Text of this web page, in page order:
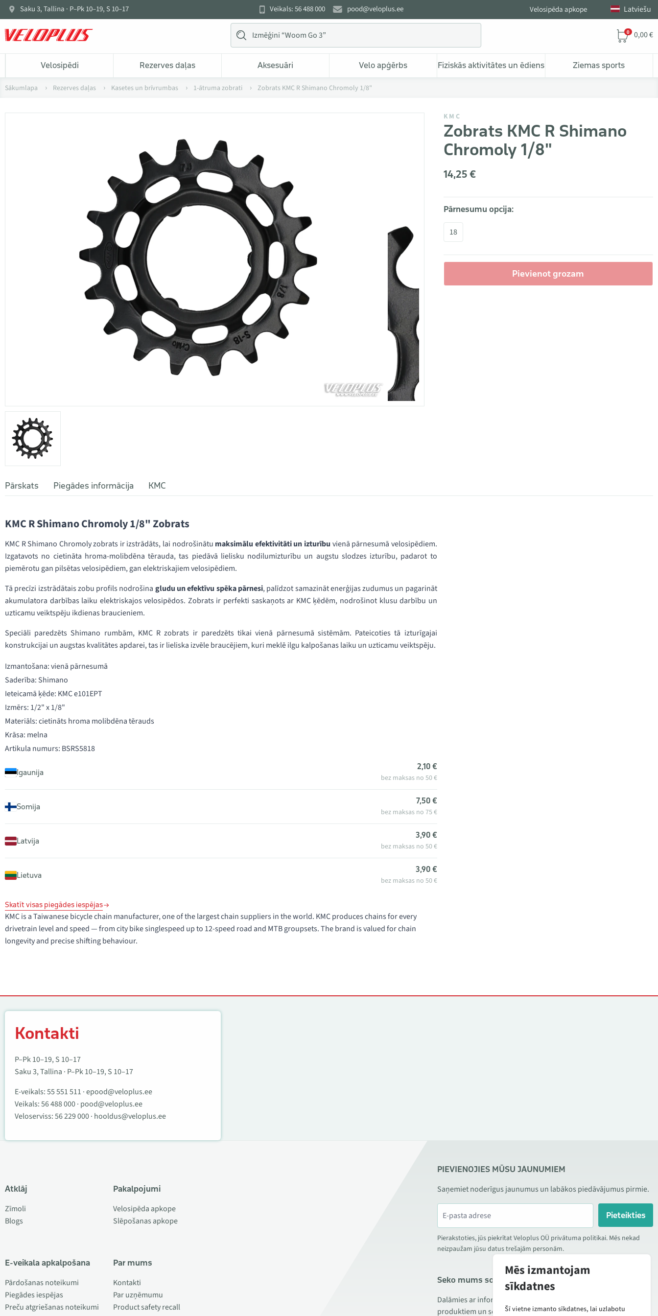
Saku 3, Tallina · P–Pk 10–19, S 10–17 Veikals: 56 488 000 pood@veloplus.ee Velosipēda apkope Latviešu
0 0,00 €
Velosipēdi Rezerves daļas Aksesuāri Velo apģērbs Fiziskās aktivitātes un ēdiens Ziemas sports
Sākumlapa Rezerves daļas Kasetes un brīvrumbas 1-ātruma zobrati Zobrats KMC R Shimano Chromoly 1/8"
KMC
Zobrats KMC R Shimano
Chromoly 1/8"
14,25 €
Pārnesumu opcija:
18
Pievienot grozam
Pārskats Piegādes informācija KMC
KMC R Shimano Chromoly 1/8" Zobrats
KMC R Shimano Chromoly zobrats ir izstrādāts, lai nodrošinātu maksimālu efektivitāti un izturību vienā pārnesumā velosipēdiem.
Izgatavots no cietināta hroma-molibdēna tērauda, tas piedāvā lielisku nodilumizturību un augstu slodzes izturību, padarot to
piemērotu gan pilsētas velosipēdiem, gan elektriskajiem velosipēdiem.
Tā precīzi izstrādātais zobu profils nodrošina gludu un efektīvu spēka pārnesi, palīdzot samazināt enerģijas zudumus un pagarināt
akumulatora darbības laiku elektriskajos velosipēdos. Zobrats ir perfekti saskaņots ar KMC ķēdēm, nodrošinot klusu darbību un
uzticamu veiktspēju ikdienas braucieniem.
Speciāli paredzēts Shimano rumbām, KMC R zobrats ir paredzēts tikai vienā pārnesumā sistēmām. Pateicoties tā izturīgajai
konstrukcijai un augstas kvalitātes apdarei, tas ir lieliska izvēle braucējiem, kuri meklē ilgu kalpošanas laiku un uzticamu veiktspēju.
Izmantošana: vienā pārnesumā
Saderība: Shimano
Ieteicamā ķēde: KMC e101EPT
Izmērs: 1/2" x 1/8"
Materiāls: cietināts hroma molibdēna tērauds
Krāsa: melna
Artikula numurs: BSRS5818
Igaunija
2,10 €
bez maksas no 50 €
Somija
7,50 €
bez maksas no 75 €
Latvija
3,90 €
bez maksas no 50 €
Lietuva
3,90 €
bez maksas no 50 €
Skatīt visas piegādes iespējas
KMC is a Taiwanese bicycle chain manufacturer, one of the largest chain suppliers in the world. KMC produces chains for every
drivetrain level and speed — from city bike singlespeed up to 12-speed road and MTB groupsets. The brand is valued for chain
longevity and precise shifting behaviour.
Kontakti
P–Pk 10–19, S 10–17
Saku 3, Tallina · P–Pk 10–19, S 10–17
E-veikals:55 551 511 ·epood@veloplus.ee
Veikals:56 488 000· pood@veloplus.ee
Veloserviss:56 229 000· hooldus@veloplus.ee
Atklāj
Zīmoli
Blogs
E-veikala apkalpošana
Pārdošanas noteikumi
Piegādes iespējas
Preču atgriešanas noteikumi
Pakalpojumi
Velosipēda apkope
Slēpošanas apkope
Par mums
Kontakti
Par uzņēmumu
Product safety recall
PIEVIENOJIES MŪSU JAUNUMIEM
Saņemiet noderīgus jaunumus un labākos piedāvājumus pirmie.
Pieteikties
Pierakstoties, jūs piekrītat Veloplus OÜ privātuma politikai. Mēs nekad
neizpaužam jūsu datus trešajām personām.
Seko mums sociālajos tīklos
Dalāmies ar informāciju par izdevīgām akcijām, jauniem
produktiem un servisu. Reizēm publicējam arī produktu
Mēs izmantojam
sīkdatnes
Šī vietne izmanto sīkdatnes, lai uzlabotu